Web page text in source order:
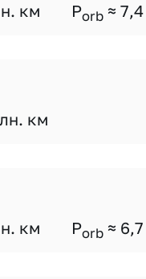
км Porb ≈ 7,4
км
км Porb ≈ 6,7